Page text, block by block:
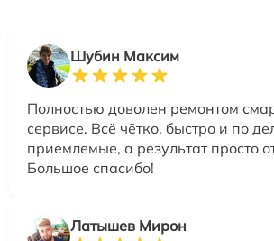
Шубин Максим
Полностью доволен ремонтом
сервисе. Всё чётко, быстро и по
приемлемые, а результат просто
Большое спасибо!
Латышев Мирон